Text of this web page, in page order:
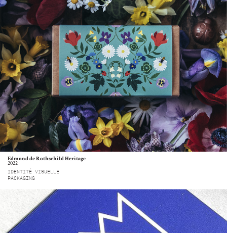
Edmond de Rothschild Heritage
2022
IDENTITÉ VISUELLE
PACKAGING